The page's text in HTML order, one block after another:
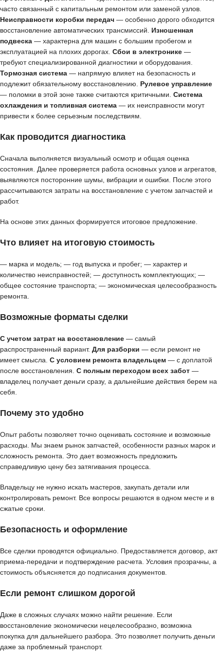
часто связанный с капитальным ремонтом или заменой узлов.
Неисправности коробки передач — особенно дорого обходится
восстановление автоматических трансмиссий. Изношенная
подвеска — характерна для машин с большим пробегом и
эксплуатацией на плохих дорогах. Сбои в электронике —
требуют специализированной диагностики и оборудования.
Тормозная система — напрямую влияет на безопасность и
подлежит обязательному восстановлению. Рулевое управление
— поломки в этой зоне также считаются критичными. Система
охлаждения и топливная система — их неисправности могут
привести к более серьезным последствиям.
Как проводится диагностика
Сначала выполняется визуальный осмотр и общая оценка
состояния. Далее проверяется работа основных узлов и агрегатов,
выявляются посторонние шумы, вибрации и ошибки. После этого
рассчитываются затраты на восстановление с учетом запчастей и
работ.
На основе этих данных формируется итоговое предложение.
Что влияет на итоговую стоимость
— марка и модель; — год выпуска и пробег; — характер и
количество неисправностей; — доступность комплектующих; —
общее состояние транспорта; — экономическая целесообразность
ремонта.
Возможные форматы сделки
С учетом затрат на восстановление — самый
распространенный вариант. Для разборки — если ремонт не
имеет смысла. С условием ремонта владельцем — с доплатой
после восстановления. С полным переходом всех забот —
владелец получает деньги сразу, а дальнейшие действия берем на
себя.
Почему это удобно
Опыт работы позволяет точно оценивать состояние и возможные
расходы. Мы знаем рынок запчастей, особенности разных марок и
сложность ремонта. Это дает возможность предложить
справедливую цену без затягивания процесса.
Владельцу не нужно искать мастеров, закупать детали или
контролировать ремонт. Все вопросы решаются в одном месте и в
сжатые сроки.
Безопасность и оформление
Все сделки проводятся официально. Предоставляется договор, акт
приема-передачи и подтверждение расчета. Условия прозрачны, а
стоимость объясняется до подписания документов.
Если ремонт слишком дорогой
Даже в сложных случаях можно найти решение. Если
восстановление экономически нецелесообразно, возможна
покупка для дальнейшего разбора. Это позволяет получить деньги
даже за проблемный транспорт.